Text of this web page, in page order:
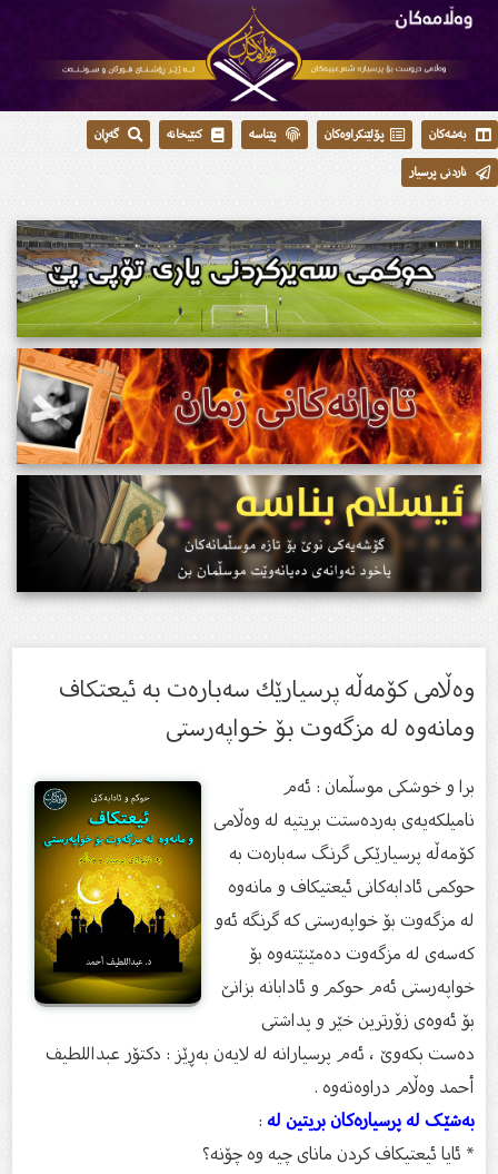
بەشەکان پۆلێنکراوەکان پێناسە کتێبخانە
گەڕان
ناردنی پرسیار
وه‌ڵامى كۆمه‌ڵه‌ پرسیارێك سه‌باره‌ت به‌ ئیعتكاف
ومانه‌وه‌ له‌ مزگه‌وت بۆ خواپه‌رستى
برا و خوشكى موسڵمان : ئه‌م
نامیلكه‌یه‌ی به‌رده‌ستت بریتیه‌ له‌ وه‌ڵامى
کۆمەڵە پرسیارێکى گرنگ سه‌باره‌ت به‌
حوكمى ئادابه‌كانى ئیعتیكاف و مانه‌وه‌
له‌ مزگه‌وت بۆ خواپه‌رستى کە گرنگە ئەو
کەسەى لە مزگەوت دەمێنێتەوە بۆ
خواپەرستى ئەم حوکم و ئادابانە بزانێ
بۆ ئەوەى زۆرترین خێر و پداشتى
دەست بکەوێ ، ئەم پرسیارانە له‌ لایه‌ن به‌ڕێز : دكتۆر عبداللطیف
أحمد وه‌ڵام دراوه‌ته‌وه‌ .
بەشێک لە پرسیارەکان بریتین لە:
* ئایا ئیعتیكاف كردن مانای چیە وە چۆنە؟